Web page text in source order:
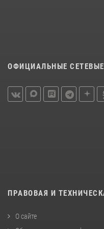
ОФИЦИАЛЬНЫЕ
ПРАВОВАЯ И
О сайте